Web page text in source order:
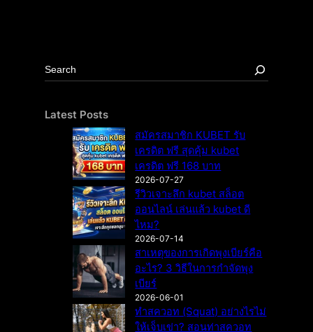
S
e
rLatest Posts
สมัครสมาชิก KUBET รับ
เครดิต ฟรี สุดคุ้ม kubet
เครดิต ฟรี 168 บาท
2026-07-27
รีวิวเจาะลึก kubet สล็อต
ออนไลน์ เล่นแล้ว kubet ดี
ไหม?
2026-07-14
สาเหตุของการเกิดพุงเบียร์คือ
อะไร? 3 วิธีในการกำจัดพุง
เบียร์
2026-06-01
ทำสควอท (Squat) อย่างไรไม่
ให้เจ็บเข่า? สอนท่าสควอท